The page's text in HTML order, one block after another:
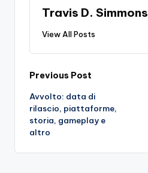
Travis D. Simmons
View All Posts
Post
navigation
Previous Post
Avvolto: data di
rilascio, piattaforme,
storia, gameplay e
altro